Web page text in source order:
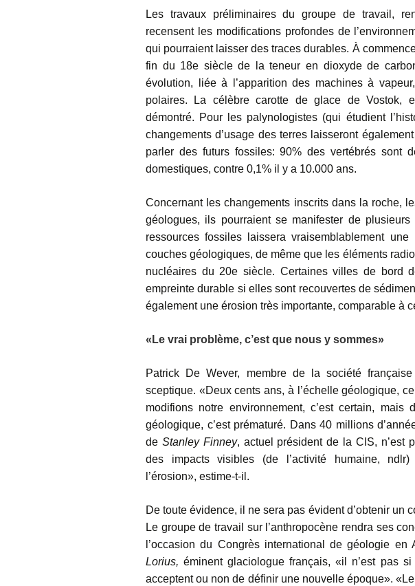
Les travaux préliminaires du groupe de travail,
recensent les modifications profondes de
qui pourraient laisser des traces durables. À
fin du 18e siècle de la teneur en dioxyde de
évolution, liée à l’apparition des machines à
polaires. La célèbre carotte de glace de Vostok,
démontré. Pour les palynologistes (qui étudient
changements d’usage des terres laisseront
parler des futurs fossiles: 90% des vertébrés sont
domestiques, contre 0,1% il y a 10.000 ans.
Concernant les changements inscrits dans la roche,
géologues, ils pourraient se manifester de
ressources fossiles laissera vraisemblablement
couches géologiques, de même que les éléments
nucléaires du 20e siècle. Certaines villes de bord
empreinte durable si elles sont recouvertes de
également une érosion très importante, comparable à
«Le vrai problème, c’est que nous y sommes»
Patrick De Wever, membre de la société
sceptique. «Deux cents ans, à l’échelle géologique,
modifions notre environnement, c’est certain,
géologique, c’est prématuré. Dans 40 millions
de Stanley Finney, actuel président de la CIS, n’est
des impacts visibles (de l’activité humaine,
l’érosion», estime-t-il.
De toute évidence, il ne sera pas évident d’obtenir un
Le groupe de travail sur l’anthropocène rendra ses
l’occasion du Congrès international de géologie en
Lorius, éminent glaciologue français, «il n’est pas
acceptent ou non de définir une nouvelle époque».